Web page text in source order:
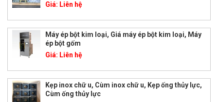
Giá: Liên hệ
Máy ép bột kim loại, Giá máy ép bột kim loại, Máy
ép bột gốm
Giá: Liên hệ
Kẹp inox chữ u, Cùm inox chữ u, Kẹp ống thủy lực,
Cùm ống thủy lực